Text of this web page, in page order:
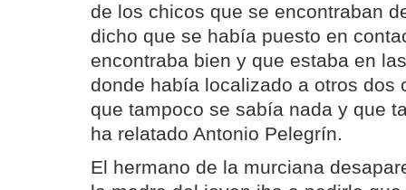
de los chicos que se encontraban
dicho que se había puesto en
encontraba bien y que estaba en
donde había localizado a otros dos
que tampoco se sabía nada y que
ha relatado Antonio Pelegrín.
El hermano de la murciana